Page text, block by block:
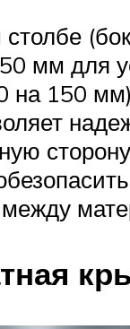
мм для
на 150